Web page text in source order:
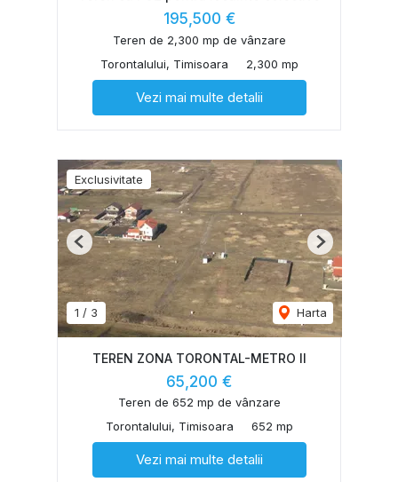
195,500 €
Teren de 2,300 mp de vânzare
Torontalului, Timisoara
2,300 mp
Vezi mai multe detalii
Exclusivitate
1 / 3 Harta
Previous Next
TEREN ZONA TORONTAL-METRO II
65,200 €
Teren de 652 mp de vânzare
Torontalului, Timisoara
652 mp
Vezi mai multe detalii